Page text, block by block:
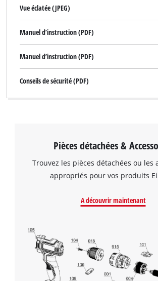
Vue éclatée (JPEG)
Manuel d’instruction (PDF)
Manuel d’instruction (PDF)
Conseils de sécurité (PDF)
Pièces détachées &
Trouvez les pièces détachées ou les
appropriés pour vos produits
A découvrir maintenant